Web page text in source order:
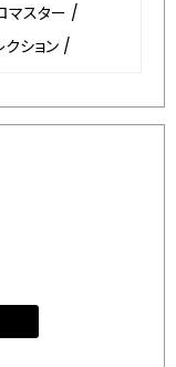
マスター /
ション /